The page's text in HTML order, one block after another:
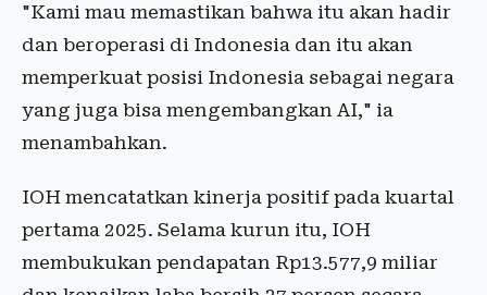
"Kami mau memastikan bahwa itu akan hadir
dan beroperasi di Indonesia dan itu akan
memperkuat posisi Indonesia sebagai negara
yang juga bisa mengembangkan AI," ia
menambahkan.
IOH mencatatkan kinerja positif pada kuartal
pertama 2025. Selama kurun itu, IOH
membukukan pendapatan Rp13.577,9 miliar